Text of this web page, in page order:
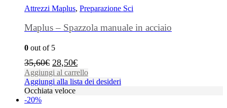
Attrezzi Maplus, Preparazione Sci
Maplus – Spazzola manuale in acciaio
0 out of 5
35,60€ 28,50€
Aggiungi al carrello
Aggiungi alla lista dei desideri
Occhiata veloce
-20%